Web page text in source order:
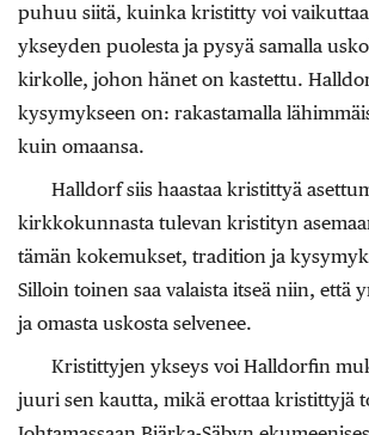
puhuu siitä, kuinka kristitty voi
ykseyden puolesta ja pysyä samalla
kirkolle, johon hänet on kastettu.
kysymykseen on: rakastamalla
kuin omaansa.
Halldorf siis haastaa kristittyä
kirkkokunnasta tulevan kristityn
tämän kokemukset, tradition ja
Silloin toinen saa valaista itseä niin, että
ja omasta uskosta selvenee.
Kristittyjen ykseys voi Halldorfin
juuri sen kautta, mikä erottaa kristittyjä